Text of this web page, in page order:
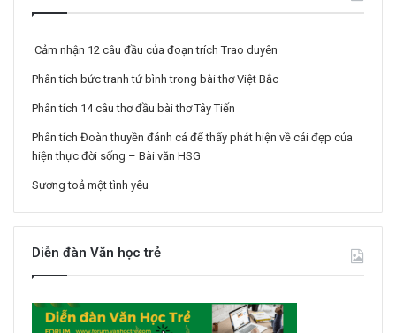
Cảm nhận 12 câu đầu của đoạn trích Trao duyên
Phân tích bức tranh tứ bình trong bài thơ Việt Bắc
Phân tích 14 câu thơ đầu bài thơ Tây Tiến
Phân tích Đoàn thuyền đánh cá để thấy phát hiện về cái đẹp của
hiện thực đời sống – Bài văn HSG
Sương toả một tình yêu
Diễn đàn Văn học trẻ